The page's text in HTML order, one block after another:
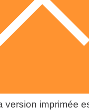
version imprimée